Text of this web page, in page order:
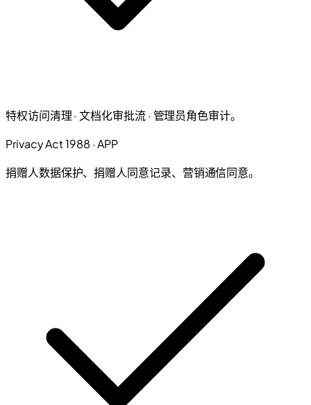
特权访问清理 · 文档化审批流 · 管理员角色审计。
Privacy Act 1988 · APP
捐赠人数据保护、捐赠人同意记录、营销通信同意。